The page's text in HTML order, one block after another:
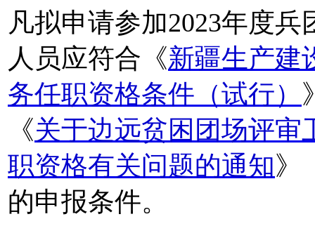
凡拟申请参加2023年度
人员应符合《新疆生产建
务任职资格条件（试行）
《关于边远贫困团场评审
职资格有关问题的通知》
的申报条件。